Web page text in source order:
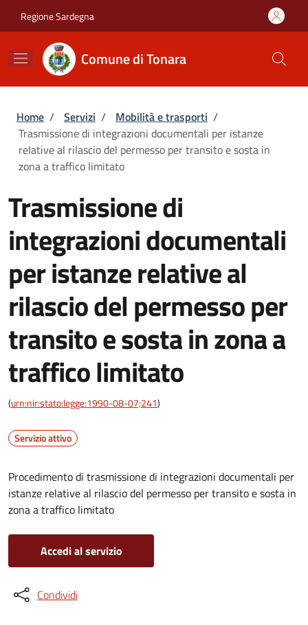
Regione Sardegna
Comune di Tonara
Briciole di pane
Home / Servizi / Mobilità e trasporti /
Trasmissione di integrazioni documentali per istanze
relative al rilascio del permesso per transito e sosta in
zona a traffico limitato
Trasmissione di
integrazioni documentali
per istanze relative al
rilascio del permesso per
transito e sosta in zona a
traffico limitato
(urn:nir:stato:legge:1990-08-07;241)
Servizio attivo
Procedimento di trasmissione di integrazioni documentali per
istanze relative al rilascio del permesso per transito e sosta in
zona a traffico limitato
Accedi al servizio
Condividi